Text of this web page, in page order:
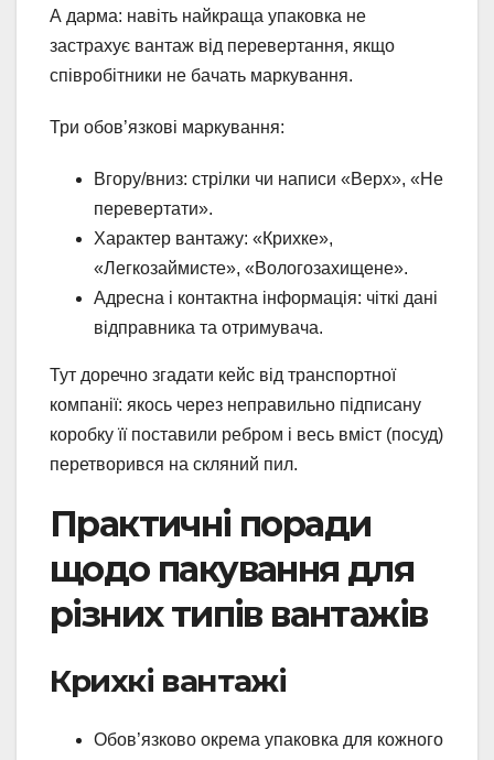
А дарма: навіть найкраща упаковка не
застрахує вантаж від перевертання, якщо
співробітники не бачать маркування.
Три обов’язкові маркування:
Вгору/вниз: стрілки чи написи «Верх», «Не
перевертати».
Характер вантажу: «Крихке»,
«Легкозаймисте», «Вологозахищене».
Адресна і контактна інформація: чіткі дані
відправника та отримувача.
Тут доречно згадати кейс від транспортної
компанії: якось через неправильно підписану
коробку її поставили ребром і весь вміст (посуд)
перетворився на скляний пил.
Практичні поради
щодо пакування для
різних типів вантажів
Крихкі вантажі
Обов’язково окрема упаковка для кожного